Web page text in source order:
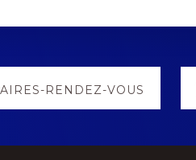
RENDEZ-VOUS